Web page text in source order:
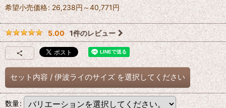
希望小売価格: 26,238円～40,771円
5.00 1件のレビュー
セット内容 / 伊波ライのサイズ を選択してください
数量: